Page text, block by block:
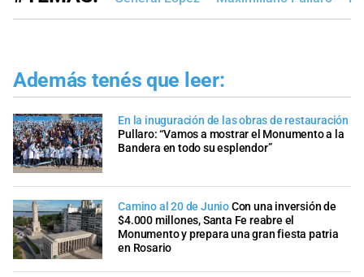
Además tenés que leer:
En la inuguración de las obras de restauración
Pullaro: “Vamos a mostrar el Monumento a la
Bandera en todo su esplendor”
Camino al 20 de JunioCon una inversión de
$4.000 millones, Santa Fe reabre el
Monumento y prepara una gran fiesta patria
en Rosario